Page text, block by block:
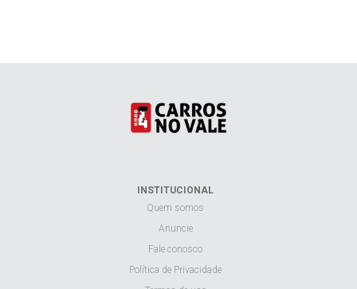
INSTITUCIONAL
Quem somos
Anuncie
Fale conosco
Política de Privacidade